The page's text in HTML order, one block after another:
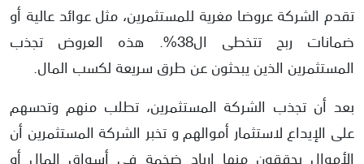
تقدم الشركة عروضا مغرية للمستثمرين، مثل عوائد عالية أو
ضمانات ربح تتخطى ال38%. هذه العروض تجذب
المستثمرين الذين يبحثون عن طرق سريعة لكسب المال.
بعد أن تجذب الشركة المستثمرين، تطلب منهم وتحسهم
على الإيداع لاستثمار أموالهم و تخبر الشركة المستثمرين أن
الأموال يحققون منها ارباح ضخمة في أسواق المال أو